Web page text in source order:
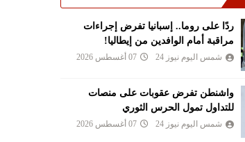
ردًا على روما.. إسبانيا تفرض إجراءات
مراقبة أمام الوافدين من إيطاليا!
شمس اليوم نيوز 24 07 أغسطس 2026
واشنطن تفرض عقوبات على منصات
للتداول تمول الحرس الثوري
شمس اليوم نيوز 24 07 أغسطس 2026